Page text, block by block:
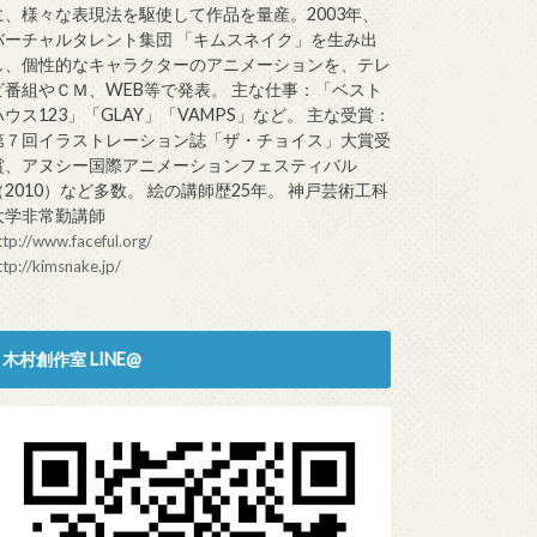
、様々な表現法を駆使して作品を量産。2003年、
ーチャルタレント集団 「キムスネイク」を生み出
、個性的なキャラクターのアニメーションを、テレ
番組やＣＭ、WEB等で発表。 主な仕事：「ベスト
ウス123」「GLAY」「VAMPS」など。 主な受賞：
７回イラストレーション誌「ザ・チョイス」大賞受
、アヌシー国際アニメーションフェスティバル
2010）など多数。 絵の講師歴25年。 神戸芸術工科
学非常勤講師
www.faceful.org/
kimsnake.jp/
木村創作室 LINE@